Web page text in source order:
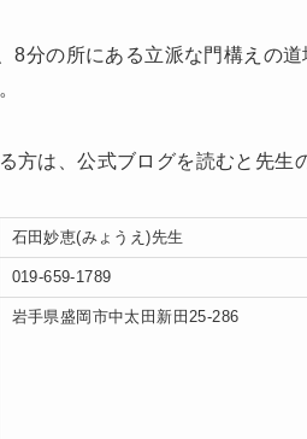
8分の所にある立派な門構えの
方は、公式ブログを読むと先生
石田妙恵(みょうえ)先生
019-659-1789
岩手県盛岡市中太田新田25-286